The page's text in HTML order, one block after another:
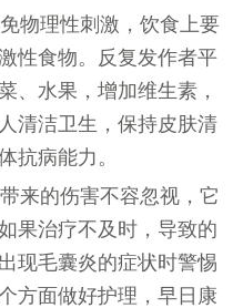
物理性刺激，饮食上要
性食物。反复发作者平
、水果，增加维生素，
清洁卫生，保持皮肤清
抗病能力。
来的伤害不容忽视，它
果治疗不及时，导致的
现毛囊炎的症状时警惕
方面做好护理，早日康